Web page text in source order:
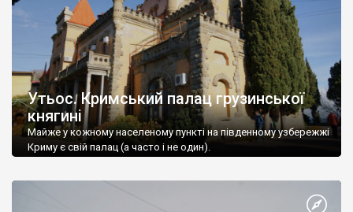
Утьос. Кримський палац грузинської
княгині
Майже у кожному населеному пункті на південному узбережжі
Криму є свій палац (а часто і не один).